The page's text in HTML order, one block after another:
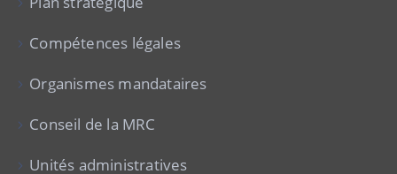
Compétences légales
Organismes mandataires
Conseil de la MRC
Unités administratives